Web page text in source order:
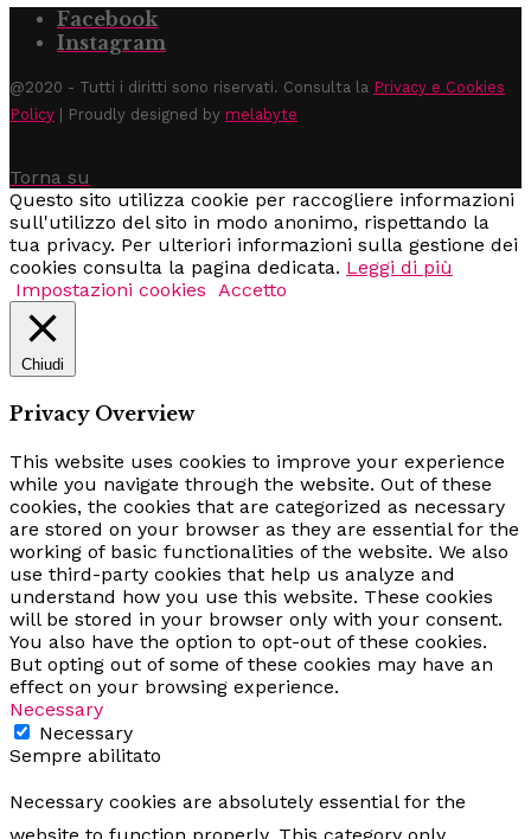
Facebook
Instagram
@2020 - Tutti i diritti sono riservati. Consulta la Privacy e Cookies
Policy | Proudly designed by melabyte
Torna su
Questo sito utilizza cookie per raccogliere informazioni
sull'utilizzo del sito in modo anonimo, rispettando la
tua privacy. Per ulteriori informazioni sulla gestione dei
cookies consulta la pagina dedicata. Leggi di più
Impostazioni cookies Accetto
Chiudi
Privacy Overview
This website uses cookies to improve your experience
while you navigate through the website. Out of these
cookies, the cookies that are categorized as necessary
are stored on your browser as they are essential for the
working of basic functionalities of the website. We also
use third-party cookies that help us analyze and
understand how you use this website. These cookies
will be stored in your browser only with your consent.
You also have the option to opt-out of these cookies.
But opting out of some of these cookies may have an
effect on your browsing experience.
Necessary
Necessary
Sempre abilitato
Necessary cookies are absolutely essential for the